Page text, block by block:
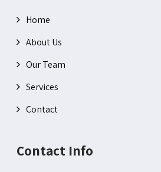
Home
About Us
Our Team
Services
Contact
Contact Info